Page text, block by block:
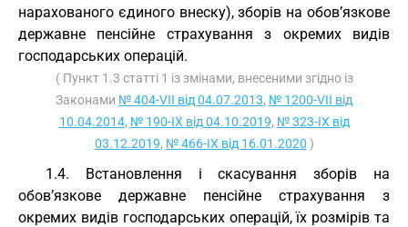
нарахованого єдиного внеску), зборів на обов’язкове
державне пенсійне страхування з окремих видів
господарських операцій.
( Пункт 1.3 статті 1 із змінами, внесеними згідно із
Законами № 404-VII від 04.07.2013, № 1200-VII від
10.04.2014, № 190-IX від 04.10.2019, № 323-IX від
03.12.2019, № 466-IX від 16.01.2020 )
1.4. Встановлення і скасування зборів на
обов’язкове державне пенсійне страхування з
окремих видів господарських операцій, їх розмірів та